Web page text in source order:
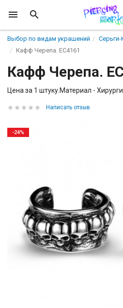
Выбор по видам украшений
Кафф Черепа. EC4161
Кафф Черепа.
Цена за 1 штуку.Материал -
Написать отзыв
-24%